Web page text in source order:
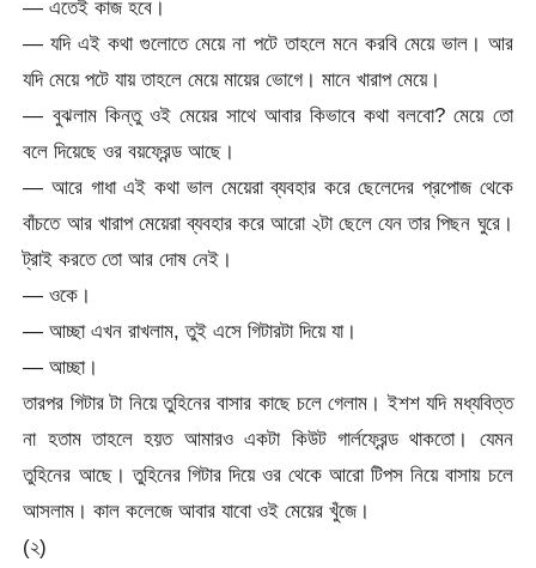
— এতেই কাজ হবে।
— যদি এই কথা গুলোতে মেয়ে না পটে তাহলে মনে করবি মেয়ে ভাল। আর
যদি মেয়ে পটে যায় তাহলে মেয়ে মায়ের ভোগে। মানে খারাপ মেয়ে।
— বুঝলাম কিন্তু ওই মেয়ের সাথে আবার কিভাবে কথা বলবো? মেয়ে তো
বলে দিয়েছে ওর বয়ফ্রেন্ড আছে।
— আরে গাধা এই কথা ভাল মেয়েরা ব্যবহার করে ছেলেদের প্রপোজ থেকে
বাঁচতে আর খারাপ মেয়েরা ব্যবহার করে আরো ২টা ছেলে যেন তার পিছন ঘুরে।
ট্রাই করতে তো আর দোষ নেই।
— ওকে।
— আচ্ছা এখন রাখলাম, তুই এসে গিটারটা দিয়ে যা।
— আচ্ছা।
তারপর গিটার টা নিয়ে তুহিনের বাসার কাছে চলে গেলাম। ইশশ যদি মধ্যবিত্ত
না হতাম তাহলে হয়ত আমারও একটা কিউট গার্লফ্রেন্ড থাকতো। যেমন
তুহিনের আছে। তুহিনের গিটার দিয়ে ওর থেকে আরো টিপস নিয়ে বাসায় চলে
আসলাম। কাল কলেজে আবার যাবো ওই মেয়ের খুঁজে।
(২)